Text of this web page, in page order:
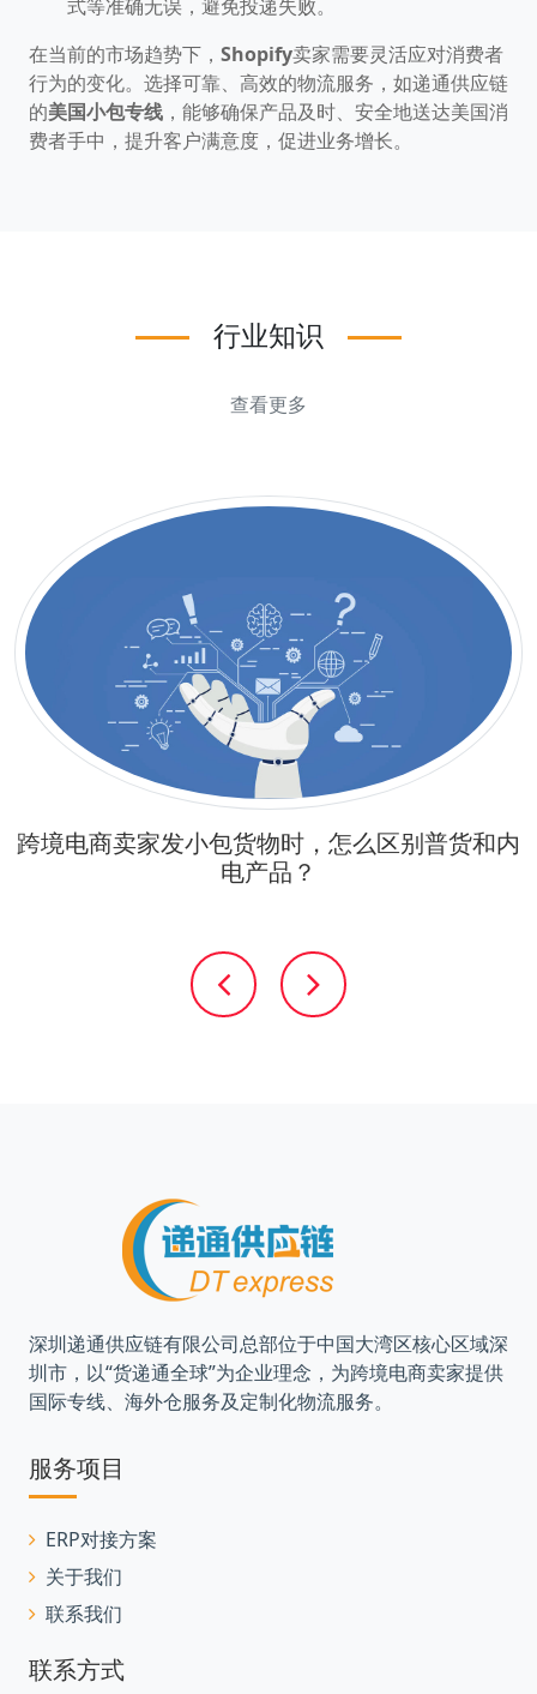
式等准确无误，避免投递失败。​
在当前的市场趋势下， Shopify卖家需要灵活应对消费者
行为的变化。​选择可靠、高效的物流服务，如递通供应链
的美国小包专线 ，能够确保产品及时、安全地送达美国消
费者手中，提升客户满意度，促进业务增长。
行业知识
查看更多
跨境电商卖家发小包货物时，怎么区别普货和内
电产品？
深圳递通供应链有限公司总部位于中国大湾区核心区域深
圳市，以“货递通全球”为企业理念，为跨境电商卖家提供
国际专线、海外仓服务及定制化物流服务。
服务项目
ERP对接方案
关于我们
联系我们
联系方式